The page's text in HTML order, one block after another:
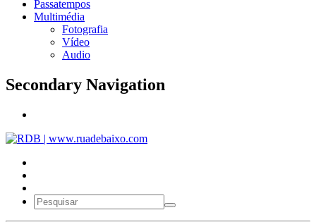
Passatempos
Multimédia
Fotografia
Vídeo
Audio
Secondary Navigation